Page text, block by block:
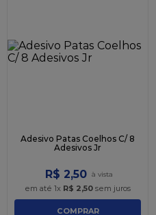
Adesivo Patas Coelhos C/ 8
Adesivos Jr
R$ 2,50
em até 1x R$ 2,50 sem juros
COMPRAR